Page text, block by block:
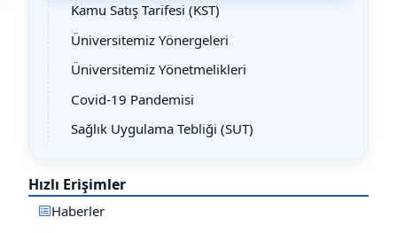
Kamu Satış Tarifesi (KST)
Üniversitemiz Yönergeleri
Üniversitemiz Yönetmelikleri
Covid-19 Pandemisi
Sağlık Uygulama Tebliği (SUT)
Hızlı Erişimler
Haberler